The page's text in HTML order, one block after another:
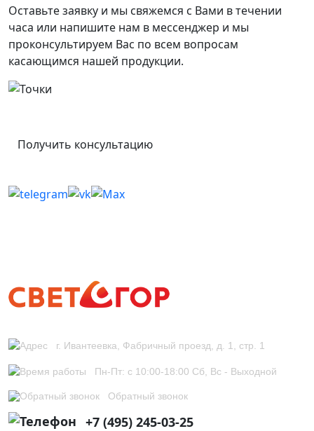
Оставьте заявку и мы свяжемся с Вами в течении
часа или напишите нам в мессенджер и мы
проконсультируем Вас по всем вопросам
касающимся нашей продукции.
Получить консультацию
г. Ивантеевка, Фабричный проезд, д. 1, стр. 1
Пн-Пт: с 10:00-18:00 Сб, Вс - Выходной
Обратный звонок
+7 (495) 245-03-25